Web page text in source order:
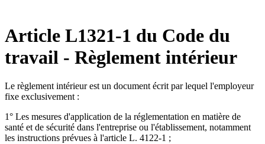
Article L1321-1 du Code du
travail - Règlement intérieur
Le règlement intérieur est un document écrit par lequel l'employeur
fixe exclusivement :
1° Les mesures d'application de la réglementation en matière de
santé et de sécurité dans l'entreprise ou l'établissement, notamment
les instructions prévues à l'article L. 4122-1 ;